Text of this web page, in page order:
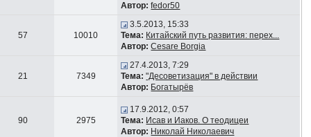
Автор: fedor50
57 10010
3.5.2013, 15:33
Тема: Китайский путь развития: перех...
Автор: Cesare Borgia
21 7349
27.4.2013, 7:29
Тема: "Десоветизация" в действии
Автор: Богатырёв
90 2975
17.9.2012, 0:57
Тема: Исав и Иаков. О теодицеи
Автор: Николай Николаевич